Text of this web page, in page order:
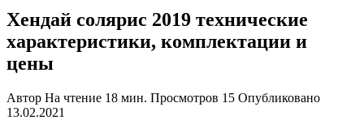
Хендай солярис 2019 технические
характеристики, комплектации и
цены
Автор На чтение 18 мин. Просмотров 15 Опубликовано
13.02.2021